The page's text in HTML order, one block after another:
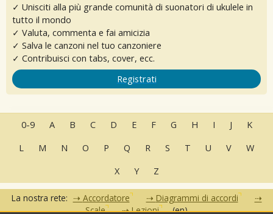
✓ Unisciti alla più grande comunità di suonatori di ukulele in
tutto il mondo
✓ Valuta, commenta e fai amicizia
✓ Salva le canzoni nel tuo canzoniere
✓ Contribuisci con tabs, cover, ecc.
Registrati
0-9 A B C D E F G H I J
K
L
M N O P Q R S T U V
W
X
Y Z
La nostra rete: Accordatore
Diagrammi di accordi
Scale
Lezioni (en)